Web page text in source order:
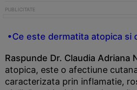
•Ce este dermatita atopica si
Raspunde Dr. Claudia Adriana
atopica, este o afectiune
caracterizata prin inflamatie,